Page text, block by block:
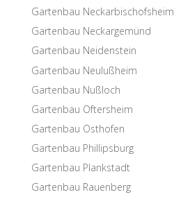
Garten­bau Neckarbischofsheim
Garten­bau Neckargemünd
Garten­bau Neidenstein
Garten­bau Neulußheim
Garten­bau Nußloch
Garten­bau Oftersheim
Garten­bau Osthofen
Garten­bau Phillipsburg
Garten­bau Plankstadt
Garten­bau Rauenberg